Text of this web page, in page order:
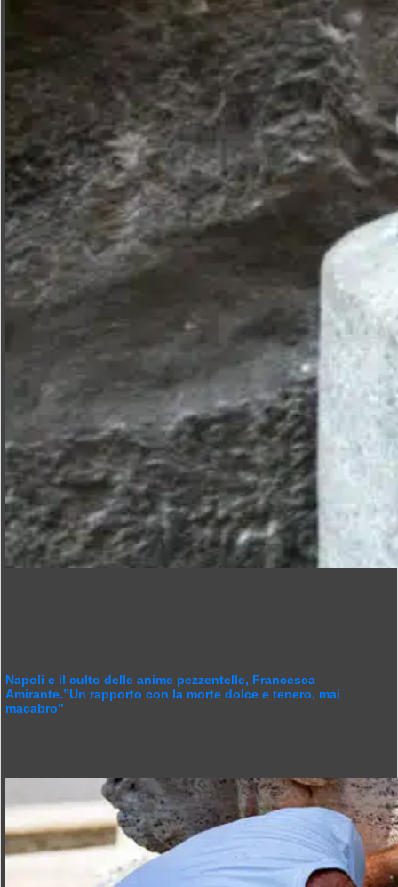
Napoli e il culto delle anime pezzentelle, Francesca
Amirante.”Un rapporto con la morte dolce e tenero, mai
macabro”